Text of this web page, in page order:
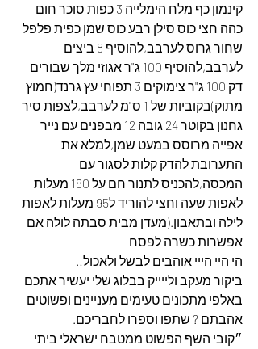
קינמון כף מלח הימלייה 3 כפות סוכר חום
כהה חצי כוס סילן רבע כוס שמן כפית פלפל
שחור גרוס לערבב,להוסיף 8 ביצים
לערבב,להוסיף 100 ג"ר אגוזי מלך שבורים
דק 100 ג"ר צימוקים 3 תפוחי עץ גרנד(חמוץ
מתוק)בקוביות של 1 ס"מ לערבב,לצפות סיר
גחנון בקוטר 24 גובה 12 מבפנים עם נייר
אפייה מרוסס במעט שמן,למלא את
התערובת להדק קלות לסגור עם
המכסה,להכניס לתנור חם על 180 מעלות
לאפות שעה וחצי להוריד ל95 מעלות לאפות
לילה ובתאבון.(מעדן מבית סבתה לולה אם
אפשרות כשרה לפסח
הי היי הייי אוהבים לבשל ולאכול!.
ביקור מעקב ולייייק בבלוג שלי יעשיר אתכם
באלפי מתכונים טעימים מעניינים ופשוטים
אהבתם ? שתפו וספרו לחבריכם.
״קובי השף הפשוט ממטבח ישראלי ביתי